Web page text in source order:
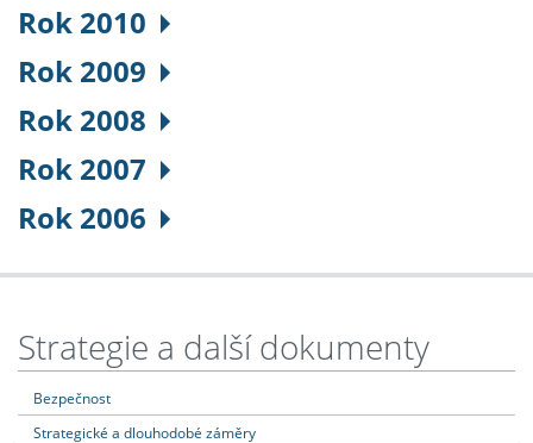
Rok 2010
Rok 2009
Rok 2008
Rok 2007
Rok 2006
Strategie a další dokumenty
Bezpečnost
Strategické a dlouhodobé záměry